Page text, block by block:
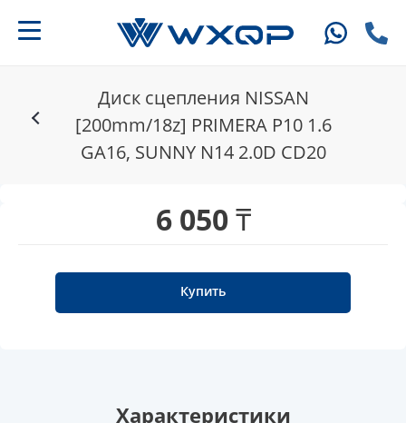
Диск сцепления NISSAN
[200mm/18z] PRIMERA P10 1.6
GA16, SUNNY N14 2.0D CD20
6 050 ₸
Купить
Характеристики